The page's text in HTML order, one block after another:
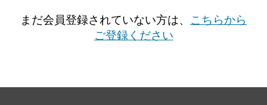
まだ会員登録されていない方は、 こちらから
ご登録ください